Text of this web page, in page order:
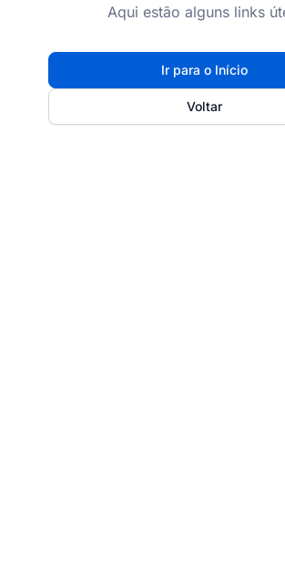
Aqui estão alguns links
Ir para o Início
Voltar